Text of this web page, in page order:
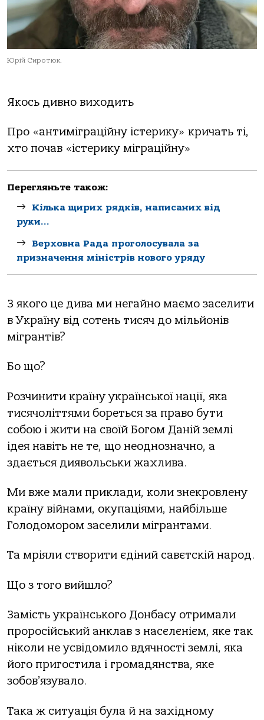
Юрій Сиротюк.
Якось дивно виходить
Про «антиміграційну істерику» кричать ті,
хто почав «істерику міграційну»
Перегляньте також:
Кілька щирих рядків, написаних від
руки…
Верховна Рада проголосувала за
призначення міністрів нового уряду
З якого це дива ми негайно маємо заселити
в Україну від сотень тисяч до мільйонів
мігрантів?
Бо що?
Розчинити країну української нації, яка
тисячоліттями бореться за право бути
собою і жити на своїй Богом Даній землі
ідея навіть не те, що неоднозначно, а
здається диявольськи жахлива.
Ми вже мали приклади, коли знекровлену
країну війнами, окупаціями, найбільше
Голодомором заселили мігрантами.
Та мріяли створити єдіний савєтскій народ.
Що з того вийшло?
Замість українського Донбасу отримали
проросійський анклав з насєлєнієм, яке так
ніколи не усвідомило вдячності землі, яка
його пригостила і громадянства, яке
зобовʼязувало.
Така ж ситуація була й на західному